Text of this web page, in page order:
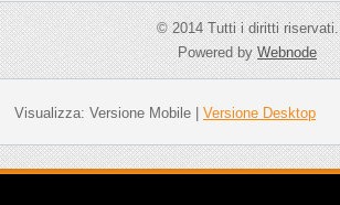
© 2014 Tutti i diritti riservati.
Powered byWebnode
Visualizza: Versione Mobile| Versione Desktop